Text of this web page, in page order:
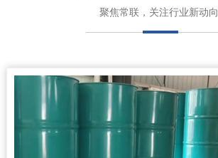
聚焦常联，关注行业新动向